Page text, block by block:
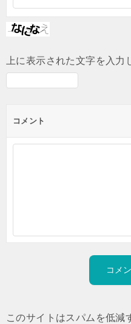
上に表示された文字を入力
コメント
このサイトはスパムを低減